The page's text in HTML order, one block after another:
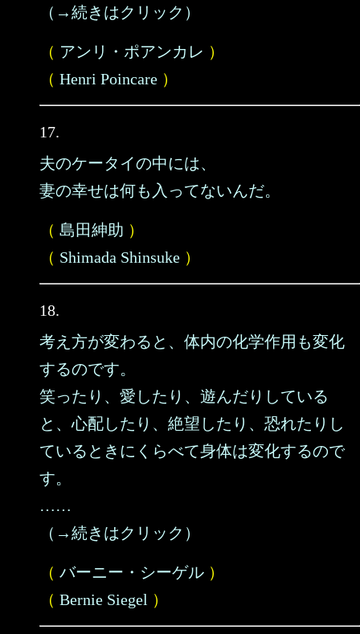
（→続きはクリック）
（ アンリ・ポアンカレ ）
（ Henri Poincare ）
17.
夫のケータイの中には、
妻の幸せは何も入ってないんだ。
（ 島田紳助 ）
（ Shimada Shinsuke ）
18.
考え方が変わると、体内の化学作用も変化
するのです。
笑ったり、愛したり、遊んだりしている
と、心配したり、絶望したり、恐れたりし
ているときにくらべて身体は変化するので
す。
……
（→続きはクリック）
（ バーニー・シーゲル ）
（ Bernie Siegel ）